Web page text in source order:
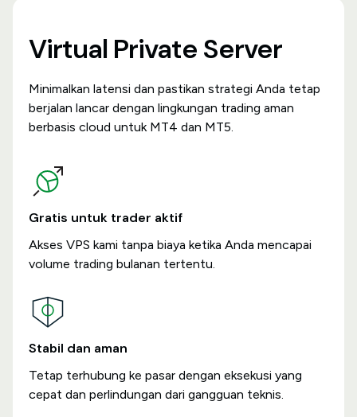
Virtual Private Server
Minimalkan latensi dan pastikan strategi Anda tetap
berjalan lancar dengan lingkungan trading aman
berbasis cloud untuk MT4 dan MT5.
Gratis untuk trader aktif
Akses VPS kami tanpa biaya ketika Anda mencapai
volume trading bulanan tertentu.
Stabil dan aman
Tetap terhubung ke pasar dengan eksekusi yang
cepat dan perlindungan dari gangguan teknis.